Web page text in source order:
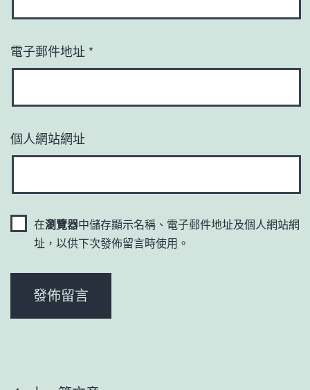
電子郵件地址 *
個人網站網址
在瀏覽器中儲存顯示名稱、電子郵件地址及個人網站網
址，以供下次發佈留言時使用。